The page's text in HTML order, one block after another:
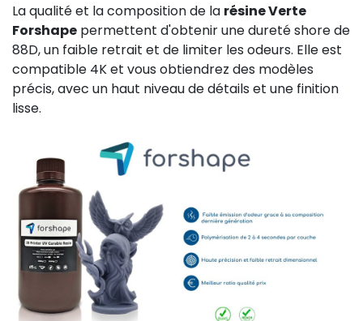
La qualité et la composition de la résine Verte
Forshape permettent d'obtenir une dureté shore de
88D, un faible retrait et de limiter les odeurs. Elle est
compatible 4K et vous obtiendrez des modèles
précis, avec un haut niveau de détails et une finition
lisse.